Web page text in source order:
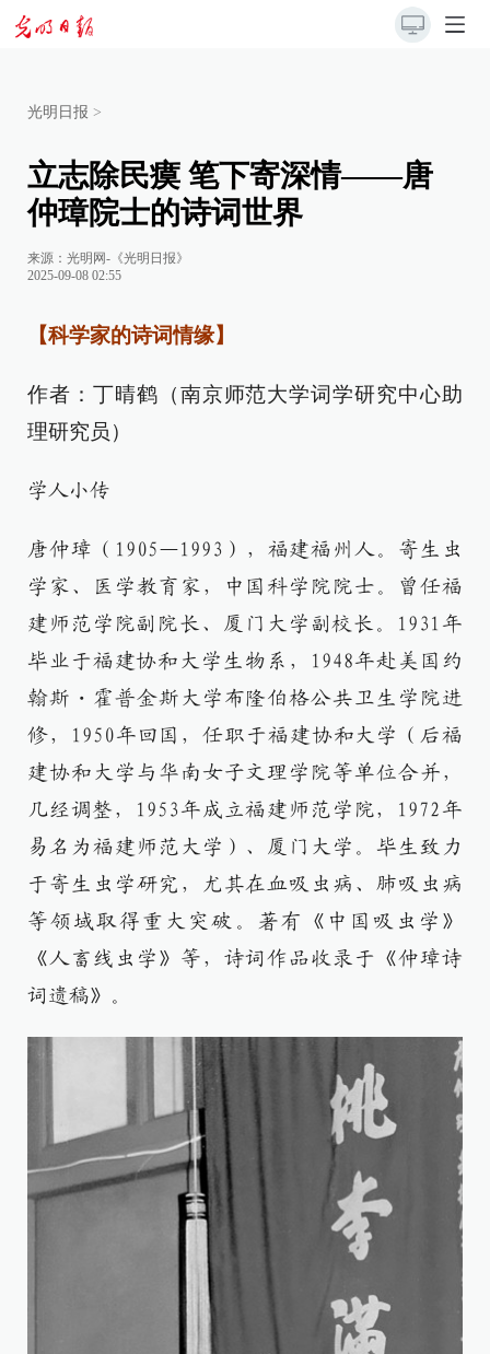
光明日报 >
立志除民瘼 笔下寄深情——唐
仲璋院士的诗词世界
来源： 光明网-《光明日报》
2025-09-08 02:55
【科学家的诗词情缘】
作者：丁晴鹤（南京师范大学词学研究中心助
理研究员）
学人小传
唐仲璋（1905—1993），福建福州人。寄生虫
学家、医学教育家，中国科学院院士。曾任福
建师范学院副院长、厦门大学副校长。1931年
毕业于福建协和大学生物系，1948年赴美国约
翰斯・霍普金斯大学布隆伯格公共卫生学院进
修，1950年回国，任职于福建协和大学（后福
建协和大学与华南女子文理学院等单位合并，
几经调整，1953年成立福建师范学院，1972年
易名为福建师范大学）、厦门大学。毕生致力
于寄生虫学研究，尤其在血吸虫病、肺吸虫病
等领域取得重大突破。著有《中国吸虫学》
《人畜线虫学》等，诗词作品收录于《仲璋诗
词遗稿》。